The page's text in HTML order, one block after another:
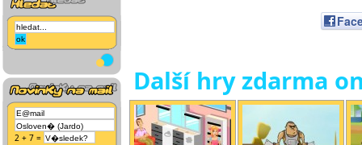
2 + 7 =
Další hry zdarma